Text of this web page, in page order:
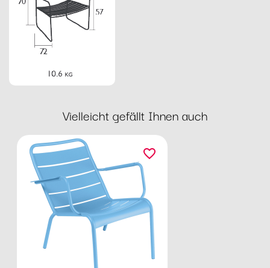
Vielleicht gefällt Ihnen auch
favorite_border